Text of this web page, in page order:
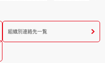
組織別連絡先一覧